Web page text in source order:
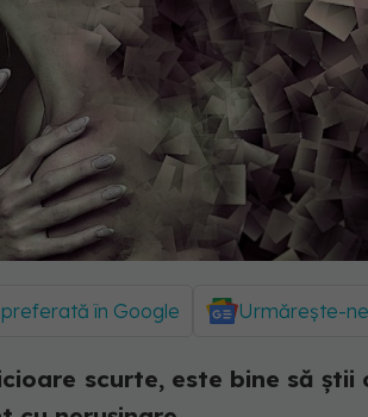
în Google Urmărește-
scurte, este bine să